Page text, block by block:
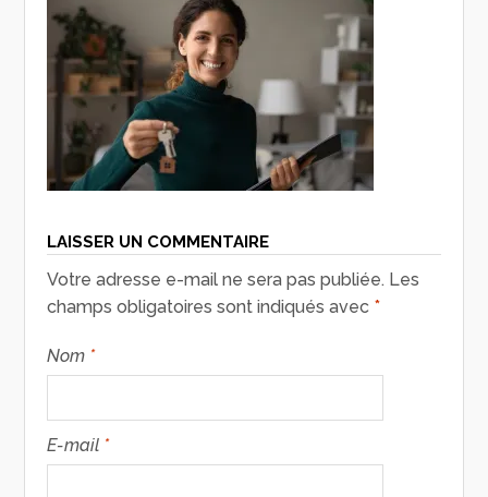
LAISSER UN COMMENTAIRE
Votre adresse e-mail ne sera pas publiée. Les
champs obligatoires sont indiqués avec *
Nom *
E-mail *